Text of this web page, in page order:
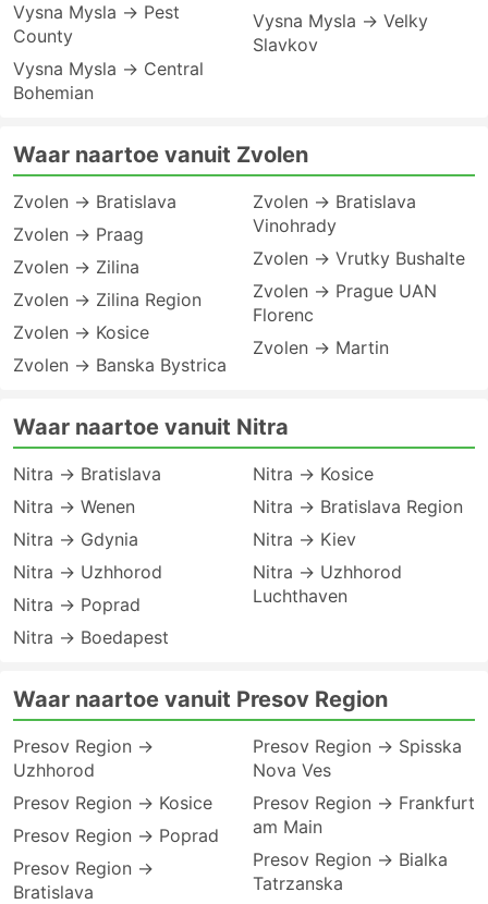
Vysna Mysla → Pest
County
Vysna Mysla → Central
Bohemian
Vysna Mysla → Velky
Slavkov
Waar naartoe vanuit Zvolen
Zvolen → Bratislava
Zvolen → Praag
Zvolen → Zilina
Zvolen → Zilina Region
Zvolen → Kosice
Zvolen → Banska Bystrica
Zvolen → Bratislava
Vinohrady
Zvolen → Vrutky Bushalte
Zvolen → Prague UAN
Florenc
Zvolen → Martin
Waar naartoe vanuit Nitra
Nitra → Bratislava
Nitra → Wenen
Nitra → Gdynia
Nitra → Uzhhorod
Nitra → Poprad
Nitra → Boedapest
Nitra → Kosice
Nitra → Bratislava Region
Nitra → Kiev
Nitra → Uzhhorod
Luchthaven
Waar naartoe vanuit Presov Region
Presov Region →
Uzhhorod
Presov Region → Kosice
Presov Region → Poprad
Presov Region →
Bratislava
Presov Region → Spisska
Nova Ves
Presov Region → Frankfurt
am Main
Presov Region → Bialka
Tatrzanska